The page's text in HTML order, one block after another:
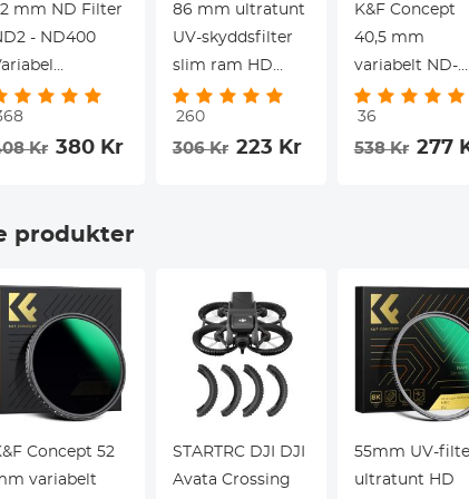
mm ND Filter
- ND400
9 stopp)
ND
för
Kameror
Kr 380 Kr
86 mm ultratunt
UV-skyddsfilter
slim ram HD
repbeständigt
vattentät med
multiresistent
260
306 Kr 223 Kr
K&F Concept
40,5 mm
variabelt ND-
filter ND8-128
7 stopp), HD
36
538 Kr 277
produkter
Concept 52
variabelt
STARTRC DJI DJI
Avata Crossing
55mm UV-
ultratunt HD